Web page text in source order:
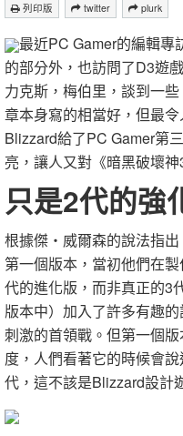
列印版 twitter plurk
最近PC Gamer的編輯
的部分外，也訪問了D3遊
力克斯，梅伯里，談到一
章本身寫的相當好，但最
Blizzard給了PC Gamer第
亮，讓人又對《暗黑破壞
只是2代的強
根據傑‧威爾森的說法指出
第一個版本，當初他們在
代的進化版，而非真正的3
版本中）加入了許多有趣
刺激的首領戰。但第一個
度，人們看著它的時候會
代，這不該是Blizzard設計